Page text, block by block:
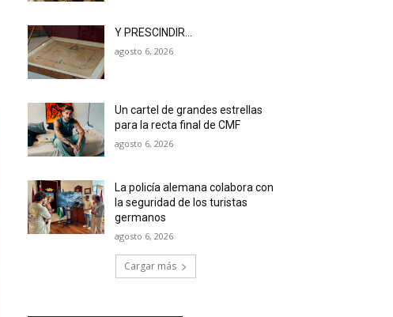
Y PRESCINDIR…
agosto 6, 2026
Un cartel de grandes estrellas
para la recta final de CMF
agosto 6, 2026
La policía alemana colabora con
la seguridad de los turistas
germanos
agosto 6, 2026
Cargar más